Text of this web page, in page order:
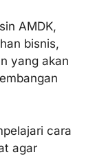
AMDK,
bisnis,
yang akan
cara
agar